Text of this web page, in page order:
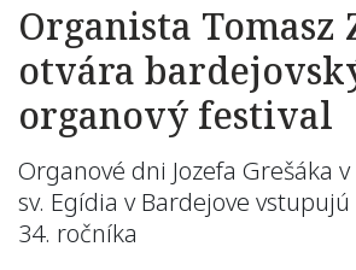
Organista Tomasz
otvára
organový festival
Organové dni Jozefa Grešáka
sv. Egídia v Bardejove
34. ročníka